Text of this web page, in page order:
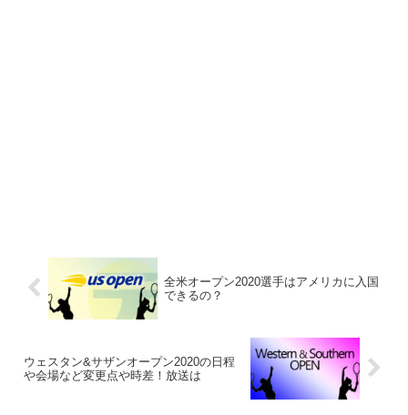
全米オープン2020選手はアメリカに入国
できるの？
ウェスタン&サザンオープン2020の日程
や会場など変更点や時差！放送は